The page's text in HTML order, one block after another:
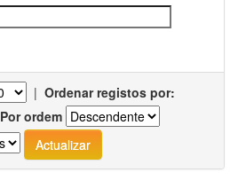
| Ordenar registos por:
Por ordem